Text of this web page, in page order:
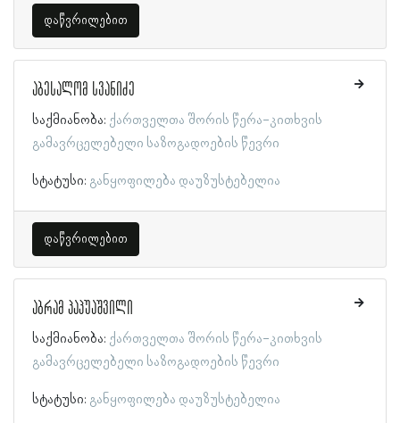
დაწვრილებით
აბესალომ სვანიძე
საქმიანობა: ქართველთა შორის წერა-კითხვის
გამავრცელებელი საზოგადოების წევრი
სტატუსი: განყოფილება დაუზუსტებელია
დაწვრილებით
აბრამ პაპუაშვილი
საქმიანობა: ქართველთა შორის წერა-კითხვის
გამავრცელებელი საზოგადოების წევრი
სტატუსი: განყოფილება დაუზუსტებელია